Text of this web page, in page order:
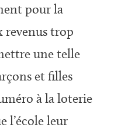
pour la
revenus trop
une telle
et filles
à la loterie
l’école leur